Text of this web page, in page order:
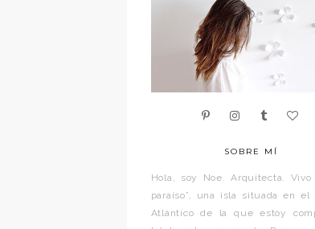
SOBRE MÍ
Hola, soy Noe. Arquitecta. Vivo
paraíso”, una isla situada en el
Atlántico de la que estoy